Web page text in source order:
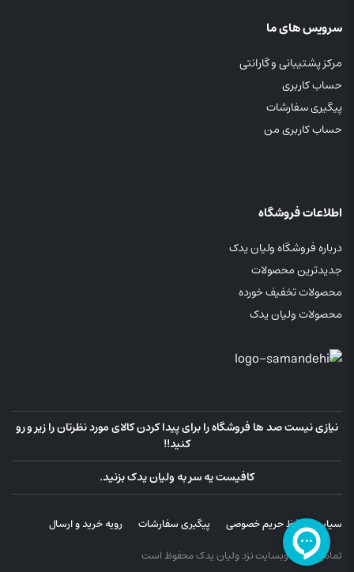
سرویس های ما
مرکز پشتیبانی و گارانتی
حساب کاربری
پیگیری سفارشات
حساب کاربری من
اطلاعات فروشگاه
درباره فروشگاه ولیان یدک
جدیدترین محصولات
محصولات تخفیف خورده
محصولات ولیان یدک
نیازی نیست صد ها فروشگاه را برای پیدا کردن کالای مورد نظرتان را زیر و رو
کنید!!
کافیست یه سر به ولیان یدک بزنید.
سیاست حفظ حریم خصوصی پیگیری سفارشات
رویه خرید و ارسال
تمامی حقوق وبسایت نزد ولیان یدک محفوظ است